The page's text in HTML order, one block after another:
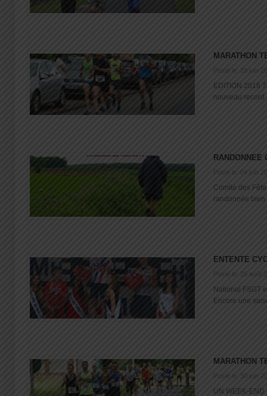
MARATHON
Posté le: 28 juin
EDITION 2016
nouveau record
RANDONNEE
Posté le: 04 juin
Comité des
randonnée bien
ENTENTE
Posté le: 25 août
National FSGT
Encore une
MARATHON
Posté le: 30 juin
UN WEEK-END